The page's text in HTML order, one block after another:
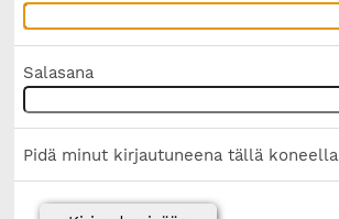
Salasana
Pidä minut kirjautuneena tällä koneella